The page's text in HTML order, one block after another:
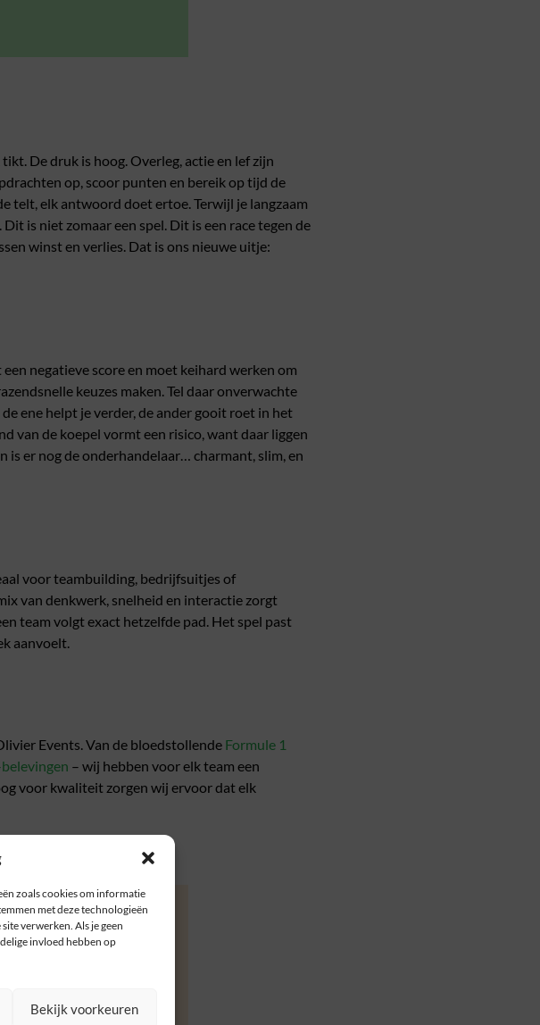
zoals cookies om informatie
met deze technologieën
verwerken. Als je geen
invloed hebben op
Bekijk voorkeuren
De druk is hoog. Overleg, actie en lef zijn
op, scoor punten en bereik op tijd de
telt, elk antwoord doet ertoe. Terwijl je langzaam
is niet zomaar een spel. Dit is een race tegen de
winst en verlies. Dat is ons nieuwe uitje:
negatieve score en moet keihard werken om
keuzes maken. Tel daar onverwachte
ene helpt je verder, de ander gooit roet in het
van de koepel vormt een risico, want daar liggen
is er nog de onderhandelaar… charmant, slim, en
voor teambuilding, bedrijfsuitjes of
van denkwerk, snelheid en interactie zorgt
team volgt exact hetzelfde pad. Het spel past
aanvoelt.
Events. Van de bloedstollende Formule 1
– wij hebben voor elk team een
voor kwaliteit zorgen wij ervoor dat elk